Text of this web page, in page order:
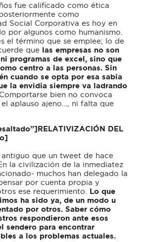
fue calificado como ética
como
Social Corporativa es hoy en
por algunos como humanismo.
el término que se emplee; lo de
que las empresas no son
programas de excel, sino que
centro a las personas. Sin
cuando se opta por esa sabia
la envidia siempre va ladrando
Comportarse bien no convoca
aplauso ajeno…, ni falta que
DEL
antiguo que un tweet de hace
la civilización de la inmediatez
muchos han delegado la
por cuenta propia y
ese requerimiento. Lo que
ha sido ya, de un modo u
por otros. Saber cómo
respondieron ante esos
sendero para encontrar
a los problemas actuales.